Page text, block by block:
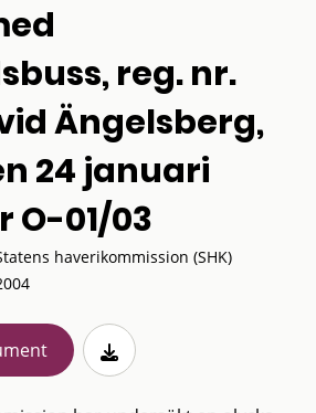
reg. nr.
vid Ängelsberg,
24 januari
O-01/03
haverikommission (SHK)